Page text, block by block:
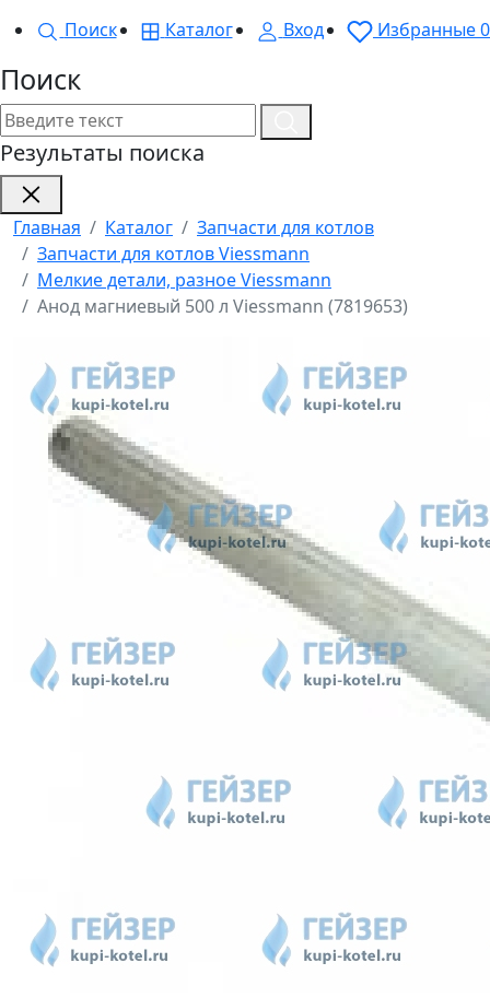
Поиск
Каталог Вход Избранные0
Поиск
Результаты поиска
Главная Каталог
Запчасти для котлов
Запчасти для котлов Viessmann
Мелкие детали, разное Viessmann
Анод магниевый 500 л Viessmann (7819653)